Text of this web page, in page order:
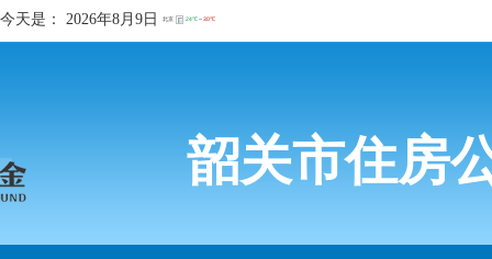
今天是： 2026年8月9日
韶关市住房